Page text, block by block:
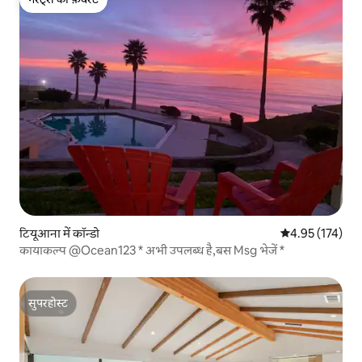
गेस्ट्स की फ़ेवरेट
टियूआना में कॉन्डो औसत रेटिंग 5 में से
4.95 (174)
कायाकल्प @Ocean123 * अभी उपलब्ध है,बस Msg भेजें *
सुपरहोस्ट
सुपरहोस्ट